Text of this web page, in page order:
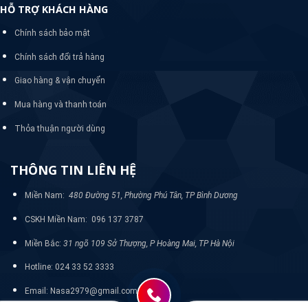
HỖ TRỢ KHÁCH HÀNG
Chính sách bảo mật
Chính sách đổi trả hàng
Giao hàng & vận chuyển
Mua hàng và thanh toán
Thỏa thuận người dùng
THÔNG TIN LIÊN HỆ
Miền Nam: 480 Đường 51, Phường Phú Tân, TP Bình Dương
CSKH Miền Nam: 096 137 3787
Miền Bắc: 31 ngõ 109 Sở Thượng, P Hoàng Mai, TP Hà Nội
Hotline: 024 33 52 3333
Email: Nasa2979@gmail.com